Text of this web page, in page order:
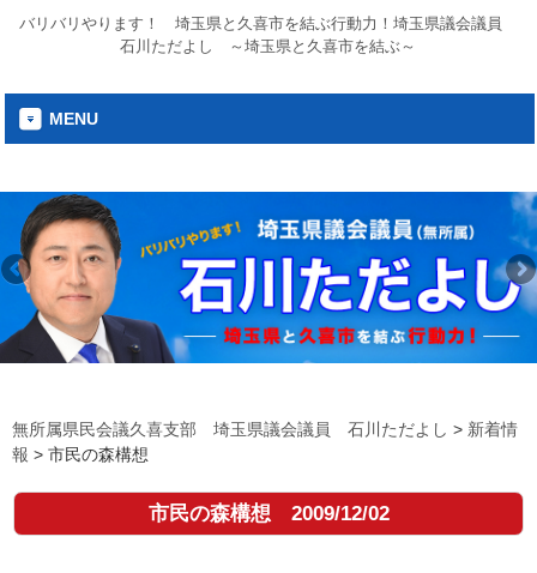
バリバリやります！ 埼玉県と久喜市を結ぶ行動力！埼玉県議会議員
石川ただよし ～埼玉県と久喜市を結ぶ～
MENU
無所属県民会議久喜支部 埼玉県議会議員 石川ただよし > 新着情
報 > 市民の森構想
市民の森構想 2009/12/02